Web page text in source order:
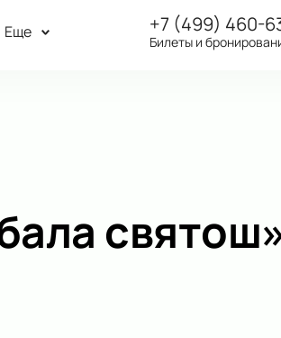
Еще +7 (499) 460-
Билеты и